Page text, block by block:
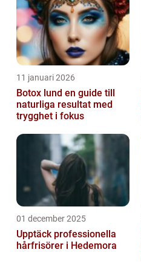
11 januari 2026
Botox lund en guide till
naturliga resultat med
trygghet i fokus
01 december 2025
Upptäck professionella
hårfrisörer i Hedemora